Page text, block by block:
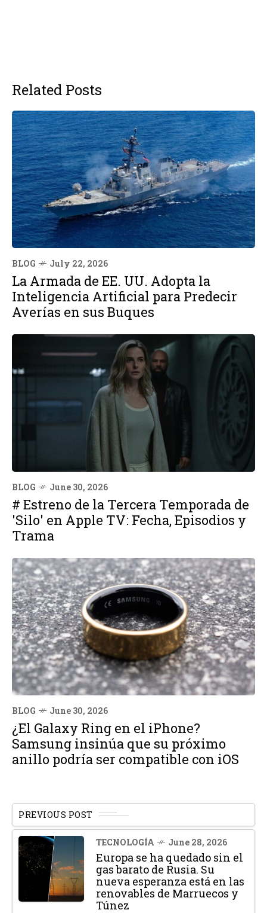
Related Posts
BLOG July 22, 2026
La Armada de EE. UU. Adopta la
Inteligencia Artificial para Predecir
Averías en sus Buques
BLOG June 30, 2026
# Estreno de la Tercera Temporada de
'Silo' en Apple TV: Fecha, Episodios y
Trama
BLOG June 30, 2026
¿El Galaxy Ring en el iPhone?
Samsung insinúa que su próximo
anillo podría ser compatible con iOS
PREVIOUS POST
TECNOLOGÍA June 28, 2026
Europa se ha quedado sin el
gas barato de Rusia. Su
nueva esperanza está en las
renovables de Marruecos y
Túnez